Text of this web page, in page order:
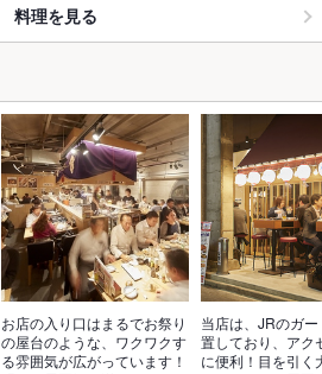
料理を見る
お店の入り口はまるでお祭り
の屋台のような、ワクワクす
る雰囲気が広がっています！
当店は、JRのガ
置しており、アク
に便利！目を引く